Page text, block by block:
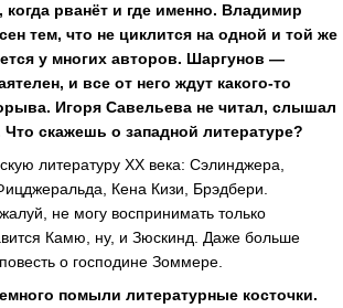
когда рванёт и где именно. Владимир
тем, что не циклится на одной и той же
у многих авторов. Шаргунов —
и все от него ждут какого-то
Игоря Савельева не читал, слышал
Что скажешь о западной литературе?
литературу XX века: Сэлинджера,
Кена Кизи, Брэдбери.
не могу воспринимать только
Камю, ну, и Зюскинд. Даже больше
о господине Зоммере.
помыли литературные косточки.